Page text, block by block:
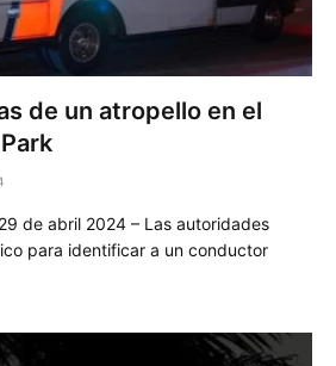
de un atropello en el
de abril 2024 – Las autoridades
para identificar a un conductor